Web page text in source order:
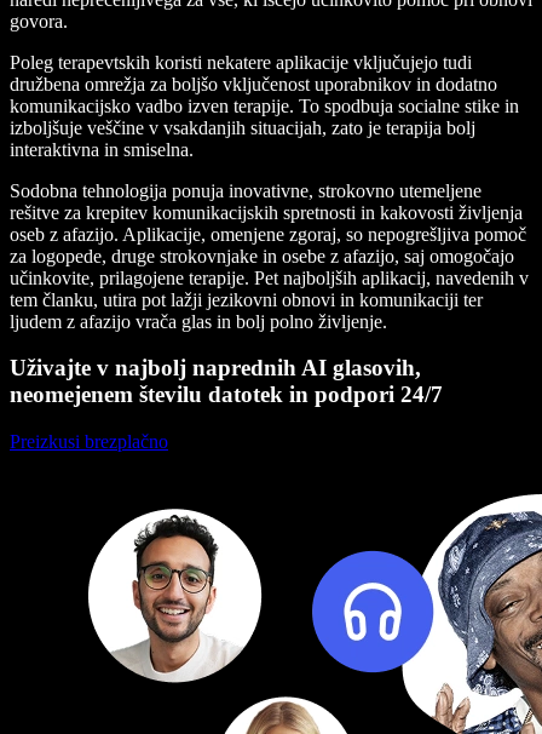
govora.
Poleg terapevtskih koristi nekatere aplikacije vključujejo tudi
družbena omrežja za boljšo vključenost uporabnikov in dodatno
komunikacijsko vadbo izven terapije. To spodbuja socialne stike in
izboljšuje veščine v vsakdanjih situacijah, zato je terapija bolj
interaktivna in smiselna.
Sodobna tehnologija ponuja inovativne, strokovno utemeljene
rešitve za krepitev komunikacijskih spretnosti in kakovosti življenja
oseb z afazijo. Aplikacije, omenjene zgoraj, so nepogrešljiva pomoč
za logopede, druge strokovnjake in osebe z afazijo, saj omogočajo
učinkovite, prilagojene terapije. Pet najboljših aplikacij, navedenih v
tem članku, utira pot lažji jezikovni obnovi in komunikaciji ter
ljudem z afazijo vrača glas in bolj polno življenje.
Uživajte v najbolj naprednih AI glasovih,
neomejenem številu datotek in podpori 24/7
Preizkusi brezplačno